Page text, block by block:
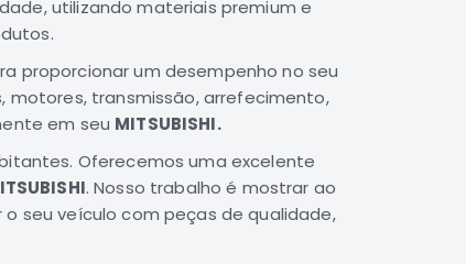
utilizando materiais premium e
proporcionar um desempenho no seu
motores, transmissão, arrefecimento,
em seu MITSUBISHI.
Oferecemos uma excelente
. Nosso trabalho é mostrar ao
seu veículo com peças de qualidade,